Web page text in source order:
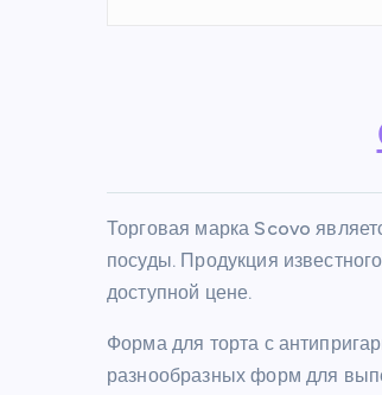
Торговая марка Scovo
посуды. Продукция
доступной цене.
Форма для торта с
разнообразных форм для